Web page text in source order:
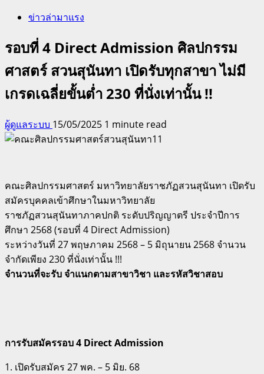
ข่าวล่ามาแรง
รอบที่ 4 Direct Admission ศิลปกรรม
ศาสตร์ สวนสุนันทา เปิดรับทุกสาขา ไม่มี
เกรดเฉลี่ยขั้นต่ำ 230 ที่นั่งเท่านั้น !!
ผู้ดูแลระบบ 15/05/2025 1 minute read
คณะศิลปกรรมศาสตร์ มหาวิทยาลัยราชภัฏสวนสุนันทา เปิดรับ
สมัครบุคคลเข้าศึกษาในมหาวิทยาลัย
ราชภัฏสวนสุนันทาภาคปกติ ระดับปริญญาตรี ประจำปีการ
ศึกษา 2568 (รอบที่ 4 Direct Admission)
ระหว่างวันที่ 27 พฤษภาคม 2568 – 5 มิถุนายน 2568 จำนวน
จำกัดเพียง 230 ที่นั่งเท่านั้น !!!
จำนวนที่จะรับ จำแนกตามสาขาวิชา และรหัสวิชาสอบ
การรับสมัครรอบ 4 Direct Admission
1. เปิดรับสมัคร 27 พค. – 5 มิย. 68